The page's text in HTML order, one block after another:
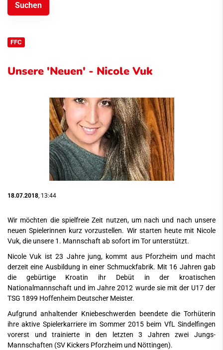
FFC
Unsere 'Neuen' - Nicole Vuk
18.07.2018, 13:44
Wir möchten die spielfreie Zeit nutzen, um nach und nach unsere
neuen Spielerinnen kurz vorzustellen. Wir starten heute mit Nicole
Vuk, die unsere 1. Mannschaft ab sofort im Tor unterstützt.
Nicole Vuk ist 23 Jahre jung, kommt aus Pforzheim und macht
derzeit eine Ausbildung in einer Schmuckfabrik. Mit 16 Jahren gab
die gebürtige Kroatin ihr Debüt in der kroatischen
Nationalmannschaft und im Jahre 2012 wurde sie mit der U17 der
TSG 1899 Hoffenheim Deutscher Meister.
Aufgrund anhaltender Kniebeschwerden beendete die Torhüterin
ihre aktive Spielerkarriere im Sommer 2015 beim VfL Sindelfingen
vorerst und trainierte in den letzten 3 Jahren zwei Jungs-
Mannschaften (SV Kickers Pforzheim und Nöttingen).